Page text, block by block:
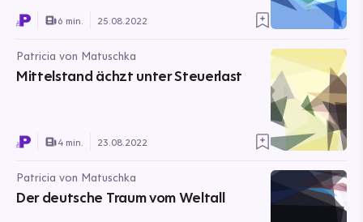
6 min. 25.08.2022
Patricia von Matuschka
Mittelstand ächzt unter Steuerlast
4 min. 23.08.2022
Patricia von Matuschka
Der deutsche Traum vom Weltall